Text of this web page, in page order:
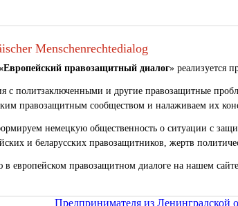
Menschenrechtedialog
правозащитный диалог» реализуется
с политзаключенными и другие правозащитные
правозащитным сообществом и налаживаем их
немецкую общественность о ситуации с
и беларусских правозащитников, жертв
европейском правозащитном диалоге на нашем
Предпринимателя из Ленинградской